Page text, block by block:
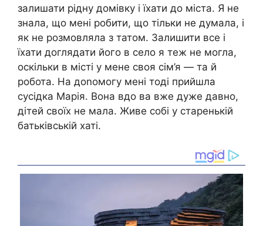
залишати рідну домівку і їхати до міста. Я не
знала, що мені робити, що тільки не думала, і
як не розмовляла з татом. Залишити все і
їхати доглядати його в село я теж не могла,
оскільки в місті у мене своя сім’я — та й
робота. На доnомогу мені тоді прийшла
сусідка Марія. Вона вдо ва вже дуже давно,
дітей своїх не мала. Живе собі у старенькій
батьківській хаті.